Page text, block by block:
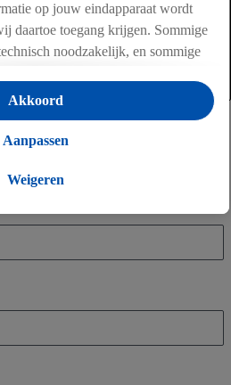
5, 4878 AL Etten-Leur
Waddinxveen: Louis
2742 JZ Waddinxveen
op jouw eindapparaat wordt
daartoe toegang krijgen. Sommige
noodzakelijk, en sommige
het verzamelen en
of voor het tonen van
binnen en buiten de Lidl-diensten.
in de winkel ook voor de
aan ons voor het personaliseren
bestaande Lidl Plus-account, dan
Criteo S.A. een speciale online
dat je hebt opgegeven in
gepersonaliseerde reclame
gehashte e-mailadres ook
Weigeren
Aanpassen
Akkoord